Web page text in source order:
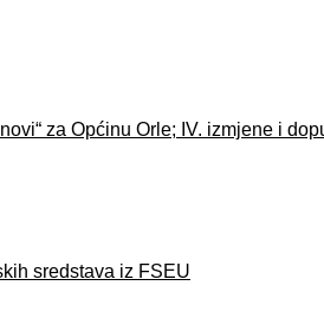
za Općinu Orle; IV. izmjene i
sredstava iz FSEU